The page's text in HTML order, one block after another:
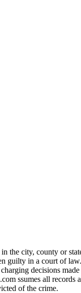
the city, county or
guilty in a court of
decisions
ssumes all records
of the crime.